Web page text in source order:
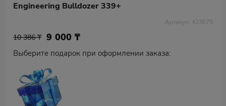
Engineering Bulldozer 339+
Артикул: 423675
10 386 ₸ 9 000₸
Выберите подарок при оформлении заказа: